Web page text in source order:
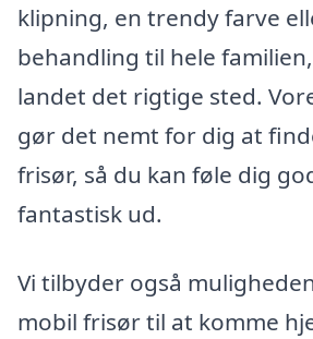
klipning, en trendy farve
behandling til hele
landet det rigtige sted.
gør det nemt for dig at
frisør, så du kan føle dig
fantastisk ud.
Vi tilbyder også
mobil frisør til at komme